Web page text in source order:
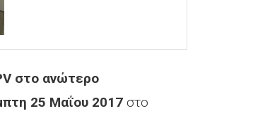
στο ανώτερο
25 Μαΐου 2017 στο